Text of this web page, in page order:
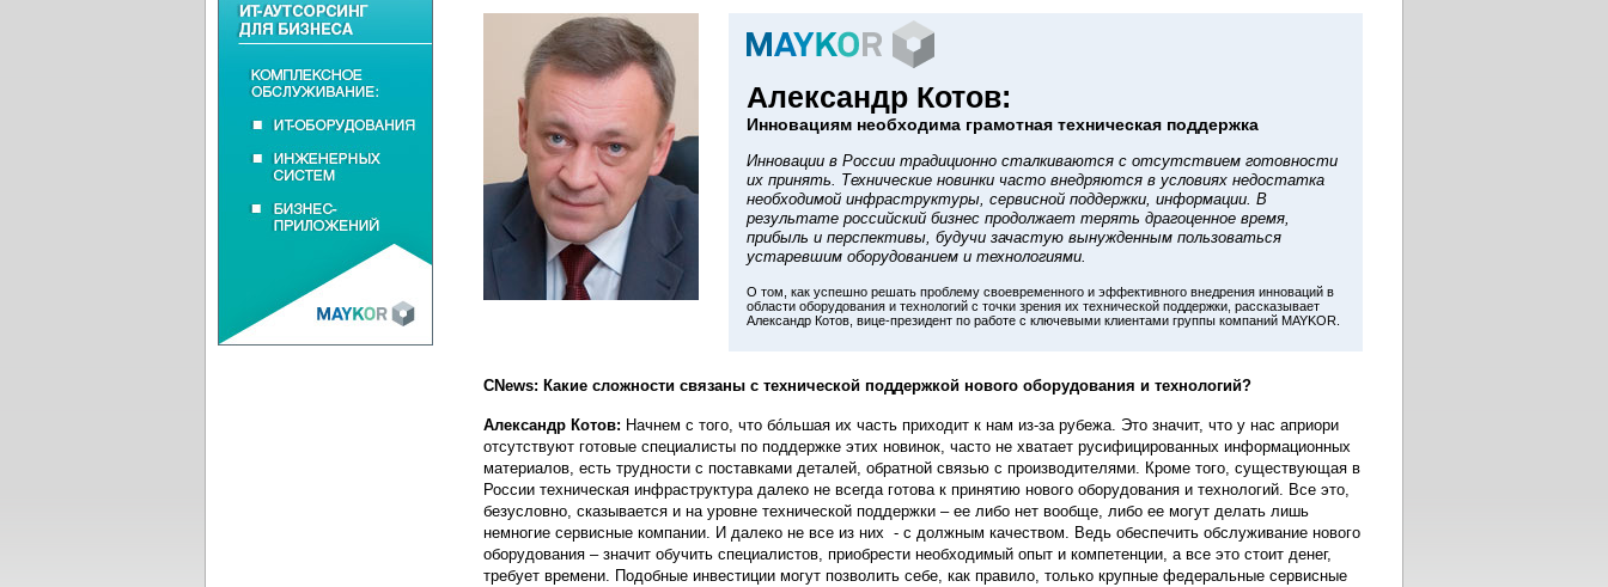
Александр Котов:
Инновациям необходима грамотная техническая поддержка
Инновации в России традиционно сталкиваются с отсутствием готовности
их принять. Технические новинки часто внедряются в условиях недостатка
необходимой инфраструктуры, сервисной поддержки, информации. В
результате российский бизнес продолжает терять драгоценное время,
прибыль и перспективы, будучи зачастую вынужденным пользоваться
устаревшим оборудованием и технологиями.
О том, как успешно решать проблему своевременного и эффективного внедрения инноваций в
области оборудования и технологий с точки зрения их технической поддержки, рассказывает
Александр Котов, вице-президент по работе с ключевыми клиентами группы компаний MAYKOR.
CNews: Какие сложности связаны с технической поддержкой нового оборудования и технологий?
Александр Котов: Начнем с того, что бóльшая их часть приходит к нам из-за рубежа. Это значит, что у нас априори
отсутствуют готовые специалисты по поддержке этих новинок, часто не хватает русифицированных информационных
материалов, есть трудности с поставками деталей, обратной связью с производителями. Кроме того, существующая в
России техническая инфраструктура далеко не всегда готова к принятию нового оборудования и технологий. Все это,
безусловно, сказывается и на уровне технической поддержки – ее либо нет вообще, либо ее могут делать лишь
немногие сервисные компании. И далеко не все из них - с должным качеством. Ведь обеспечить обслуживание нового
оборудования – значит обучить специалистов, приобрести необходимый опыт и компетенции, а все это стоит денег,
требует времени. Подобные инвестиции могут позволить себе, как правило, только крупные федеральные сервисные